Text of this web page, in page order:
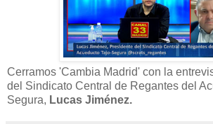
Cerramos 'Cambia Madrid' con la
del Sindicato Central de Regantes del
Segura, Lucas Jiménez.